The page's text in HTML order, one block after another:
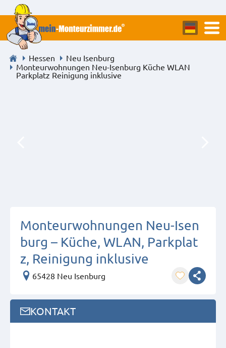
Hessen
Neu Isenburg
Monteurwohnungen Neu-Isenburg Küche WLAN
Parkplatz Reinigung inklusive
Monteurwohnungen Neu-Isen
burg – Küche, WLAN, Parkplat
z, Reinigung inklusive
65428 Neu Isenburg
KONTAKT